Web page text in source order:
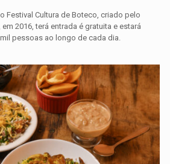
Festival Cultura de Boteco, criado pelo
2016, terá entrada é gratuita e estará
pessoas ao longo de cada dia.